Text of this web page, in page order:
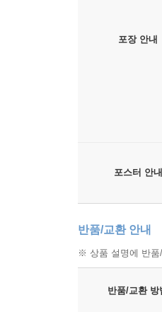
포장 안내
포스터 안내
반품/교환 안내
※ 상품 설명에 반품
반품/교환 방